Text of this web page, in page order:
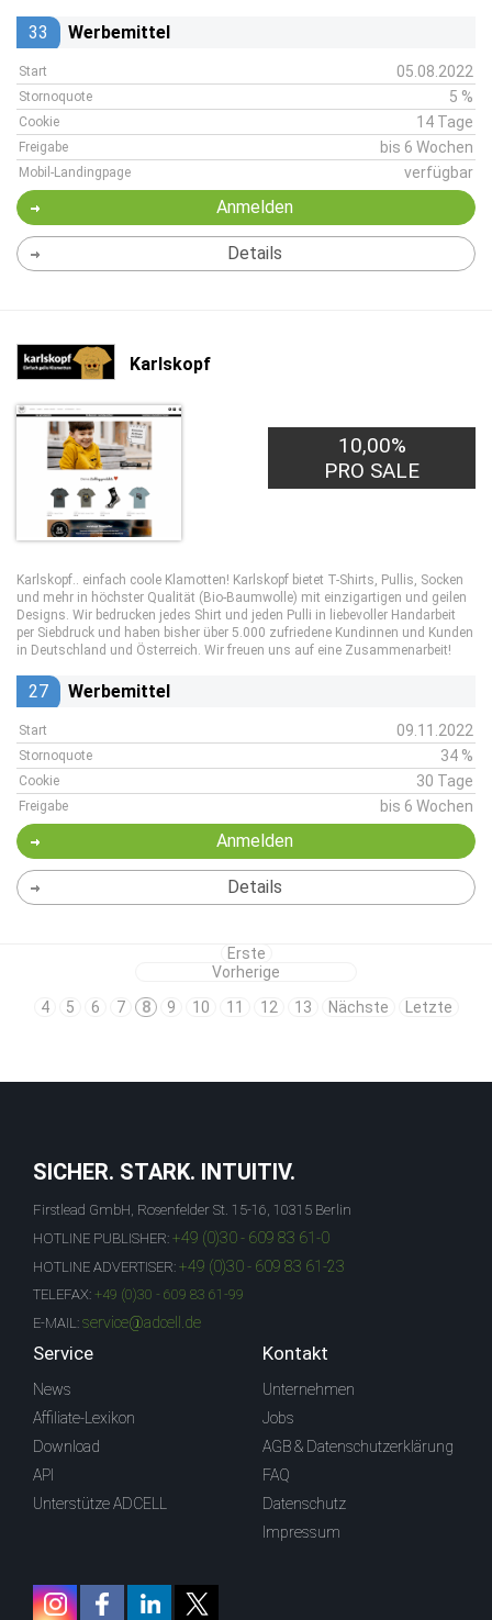
33 Werbemittel
Start 05.08.2022
Stornoquote 5 %
Cookie 14 Tage
Freigabe bis 6 Wochen
Mobil-Landingpage verfügbar
Anmelden
Details
Karlskopf
10,00%
PRO SALE
Karlskopf.. einfach coole Klamotten! Karlskopf bietet T-Shirts, Pullis, Socken
und mehr in höchster Qualität (Bio-Baumwolle) mit einzigartigen und geilen
Designs. Wir bedrucken jedes Shirt und jeden Pulli in liebevoller Handarbeit
per Siebdruck und haben bisher über 5.000 zufriedene Kundinnen und Kunden
in Deutschland und Österreich. Wir freuen uns auf eine Zusammenarbeit!
27 Werbemittel
Start 09.11.2022
Stornoquote 34 %
Cookie 30 Tage
Freigabe bis 6 Wochen
Anmelden
Details
Erste
Vorherige
4
5 6 7 8 9 10 11 12 13 Nächste Letzte
SICHER. STARK. INTUITIV.
Firstlead GmbH, Rosenfelder St. 15-16, 10315 Berlin
HOTLINE PUBLISHER: +49 (0)30 - 609 83 61-0
HOTLINE ADVERTISER: +49 (0)30 - 609 83 61-23
TELEFAX: +49 (0)30 - 609 83 61-99
E-MAIL: service@adcell.de
Service
News
Affiliate-Lexikon
Download
API
Unterstütze ADCELL
Kontakt
Unternehmen
Jobs
AGB & Datenschutzerklärung
FAQ
Datenschutz
Impressum